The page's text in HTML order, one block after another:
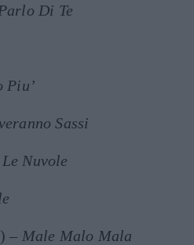
Parlo Di Te
Piu’
Sassi
Le Nuvole
– Male Malo Mala